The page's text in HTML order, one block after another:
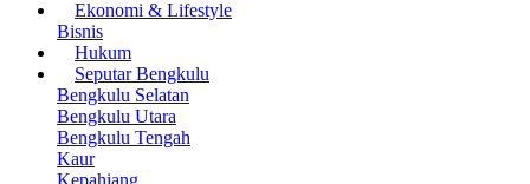
navigation
Ekonomi & Lifestyle
Bisnis
Hukum
Seputar Bengkulu
Bengkulu Selatan
Bengkulu Utara
Bengkulu Tengah
Kaur
Kepahiang